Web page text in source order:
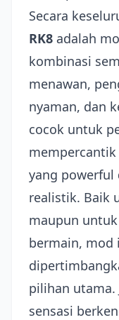
Secara
RK8 adalah
kombinasi
menawan,
nyaman, dan
cocok untuk
yang powerful
realistik. Baik
maupun
bermain, mod
pilihan utama.
sensasi